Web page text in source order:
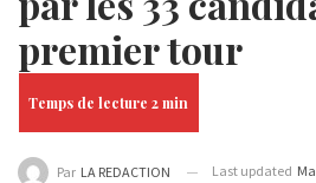
premier tour
Par LA REDACTION Last updated